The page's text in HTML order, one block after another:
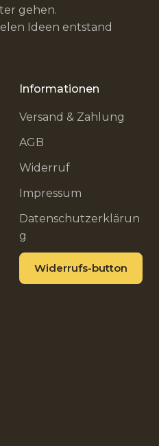
gehen.
Ideen entstand
Informationen
Versand & Zahlung
AGB
Widerruf
Impressum
Datenschutzerklärun
g
Widerrufs-button